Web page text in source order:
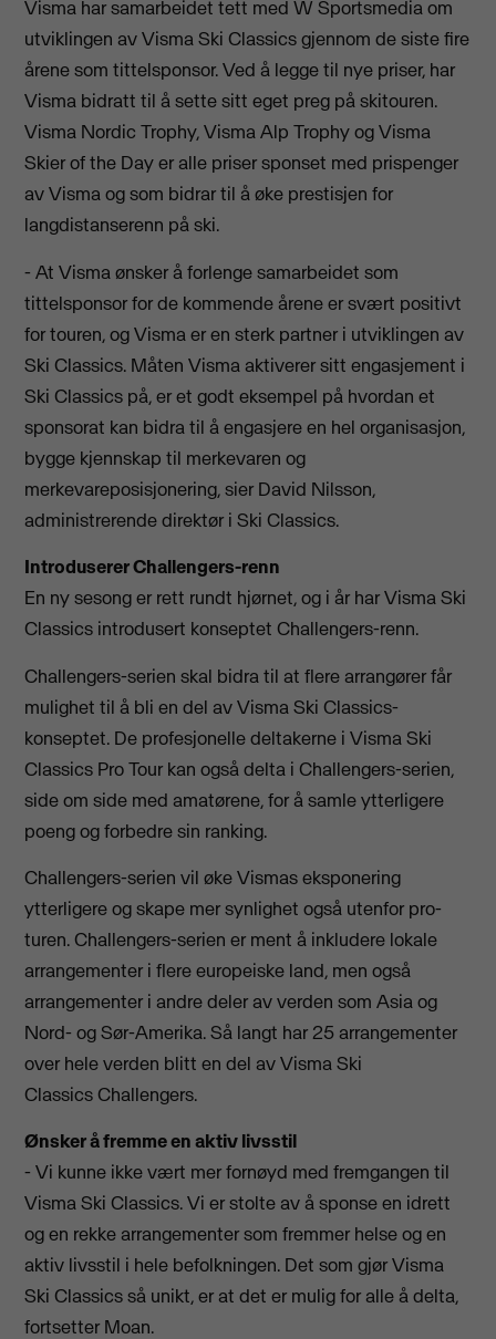
Visma har samarbeidet tett med W Sportsmedia om
utviklingen av Visma Ski Classics gjennom de siste fire
årene som tittelsponsor. Ved å legge til nye priser, har
Visma bidratt til å sette sitt eget preg på skitouren.
Visma Nordic Trophy, Visma Alp Trophy og Visma
Skier of the Day er alle priser sponset med prispenger
av Visma og som bidrar til å øke prestisjen for
langdistanserenn på ski.
- At Visma ønsker å forlenge samarbeidet som
tittelsponsor for de kommende årene er svært positivt
for touren, og Visma er en sterk partner i utviklingen av
Ski Classics. Måten Visma aktiverer sitt engasjement i
Ski Classics på, er et godt eksempel på hvordan et
sponsorat kan bidra til å engasjere en hel organisasjon,
bygge kjennskap til merkevaren og
merkevareposisjonering, sier David Nilsson,
administrerende direktør i Ski Classics.
Introduserer Challengers-renn
En ny sesong er rett rundt hjørnet, og i år har Visma Ski
Classics introdusert konseptet Challengers-renn.
Challengers-serien skal bidra til at flere arrangører får
mulighet til å bli en del av Visma Ski Classics-
konseptet. De profesjonelle deltakerne i Visma Ski
Classics Pro Tour kan også delta i Challengers-serien,
side om side med amatørene, for å samle ytterligere
poeng og forbedre sin ranking.
Challengers-serien vil øke Vismas eksponering
ytterligere og skape mer synlighet også utenfor pro-
turen. Challengers-serien er ment å inkludere lokale
arrangementer i flere europeiske land, men også
arrangementer i andre deler av verden som Asia og
Nord- og Sør-Amerika. Så langt har 25 arrangementer
over hele verden blitt en del av Visma Ski
Classics Challengers.
Ønsker å fremme en aktiv livsstil
- Vi kunne ikke vært mer fornøyd med fremgangen til
Visma Ski Classics. Vi er stolte av å sponse en idrett
og en rekke arrangementer som fremmer helse og en
aktiv livsstil i hele befolkningen. Det som gjør Visma
Ski Classics så unikt, er at det er mulig for alle å delta,
fortsetter Moan.